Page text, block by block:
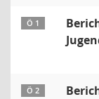
Ö 1
Ö 2